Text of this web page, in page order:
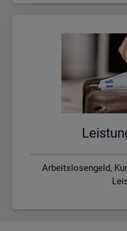
Arbeitslosengeld,